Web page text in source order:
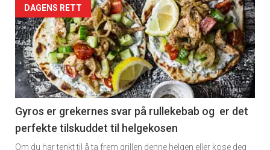
Artikler
detail
-
section
11
Dagens
DAGENS RETT
Gyros er grekernes svar på rullekebab og er det
perfekte tilskuddet til helgekosen
Om du har tenkt til å ta frem grillen denne helgen eller kose deg